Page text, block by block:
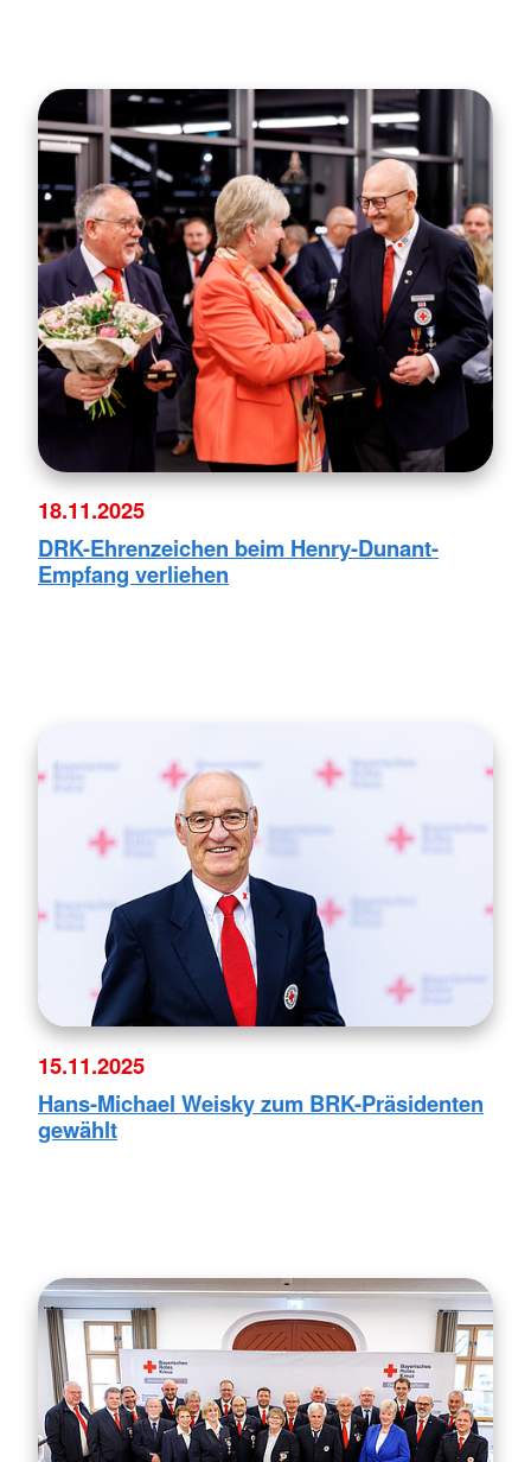
18.11.2025
DRK-Ehrenzeichen beim Henry-Dunant-
Empfang verliehen
15.11.2025
Hans-Michael Weisky zum BRK-Präsidenten
gewählt